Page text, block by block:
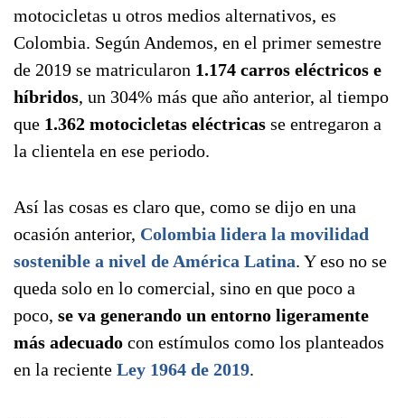
motocicletas u otros medios alternativos, es
Colombia. Según Andemos, en el primer semestre
de 2019 se matricularon 1.174 carros eléctricos e
híbridos, un 304% más que año anterior, al tiempo
que 1.362 motocicletas eléctricas se entregaron a
la clientela en ese periodo.
Así las cosas es claro que, como se dijo en una
ocasión anterior, Colombia lidera la movilidad
sostenible a nivel de América Latina. Y eso no se
queda solo en lo comercial, sino en que poco a
poco, se va generando un entorno ligeramente
más adecuado con estímulos como los planteados
en la reciente Ley 1964 de 2019.